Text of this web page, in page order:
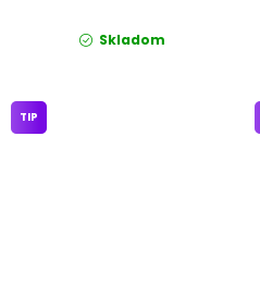
Skladom
TIP